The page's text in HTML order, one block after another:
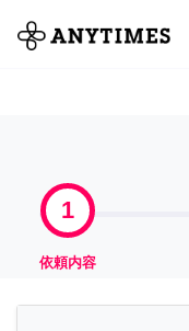
全て
1
依頼内容